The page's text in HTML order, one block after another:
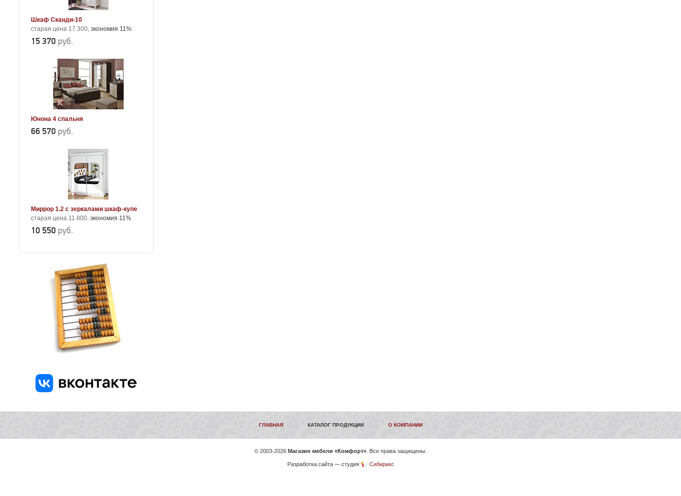
Шкаф Сканди-10
старая цена 17 300, экономия 11%
15 370 руб.
Юнона 4 спальня
66 570 руб.
Миррор 1.2 с зеркалами шкаф-купе
старая цена 11 800, экономия 11%
10 550 руб.
ГЛАВНАЯ КАТАЛОГ ПРОДУКЦИИ О КОМПАНИИ
© 2003-2026 Магазин мебели «Комфорт» . Все права защищены.
Разработка сайта— студия Сибирикс